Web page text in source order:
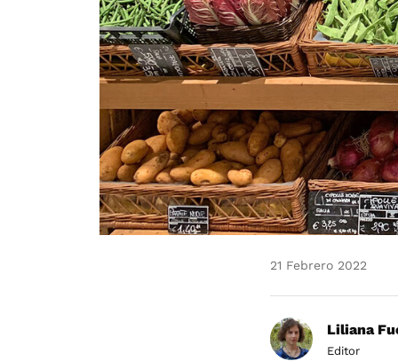
21 Febrero 2022
Liliana
Editor